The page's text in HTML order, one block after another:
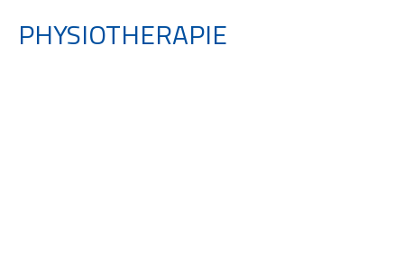
PHYSIOTHERAPIE